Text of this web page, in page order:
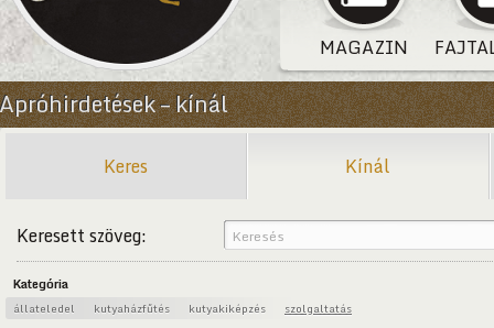
MAGAZIN
Apróhirdetések – kínál
Keres Kínál
Keresett szöveg:
Kategória
állateledel kutyaházfűtés kutyakiképzés szolgaltatás